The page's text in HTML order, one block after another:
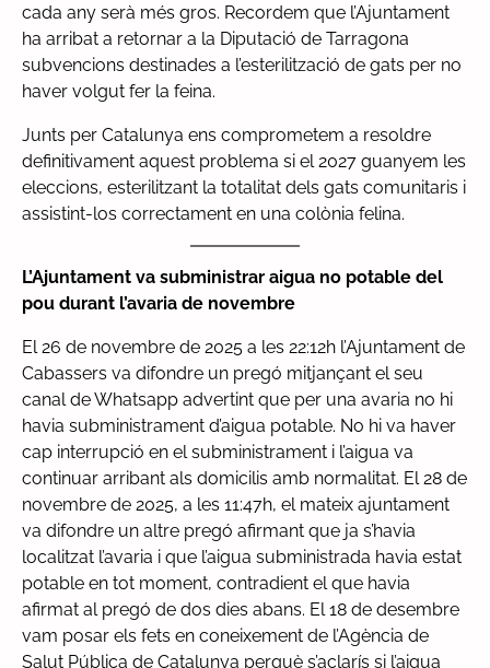
cada any serà més gros. Recordem que l’Ajuntament
ha arribat a retornar a la Diputació de Tarragona
subvencions destinades a l’esterilització de gats per no
haver volgut fer la feina.
Junts per Catalunya ens comprometem a resoldre
definitivament aquest problema si el 2027 guanyem les
eleccions, esterilitzant la totalitat dels gats comunitaris i
assistint-los correctament en una colònia felina.
L’Ajuntament va subministrar aigua no potable del
pou durant l’avaria de novembre
El 26 de novembre de 2025 a les 22:12h l’Ajuntament de
Cabassers va difondre un pregó mitjançant el seu
canal de Whatsapp advertint que per una avaria no hi
havia subministrament d’aigua potable. No hi va haver
cap interrupció en el subministrament i l’aigua va
continuar arribant als domicilis amb normalitat. El 28 de
novembre de 2025, a les 11:47h, el mateix ajuntament
va difondre un altre pregó afirmant que ja s’havia
localitzat l’avaria i que l’aigua subministrada havia estat
potable en tot moment, contradient el que havia
afirmat al pregó de dos dies abans. El 18 de desembre
vam posar els fets en coneixement de l’Agència de
Salut Pública de Catalunya perquè s’aclarís si l’aigua